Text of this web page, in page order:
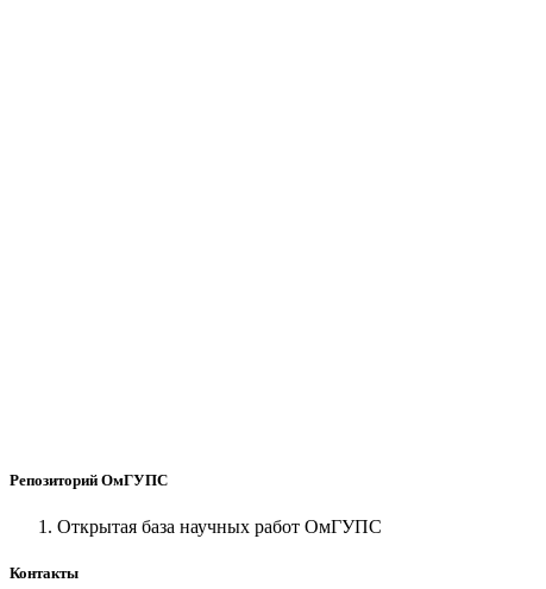
Репозиторий ОмГУПС
Открытая база научных работ ОмГУПС
Контакты